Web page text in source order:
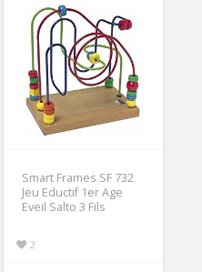
Smart Frames SF 732
Jeu Eductif 1er Age
Eveil Salto 3 Fils
2